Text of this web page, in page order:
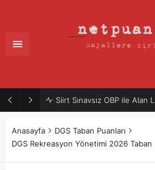
Siirt Sınavsız OBP ile
Anasayfa
DGS Taban Puanları
DGS Rekreasyon Yönetimi 2026 Taban